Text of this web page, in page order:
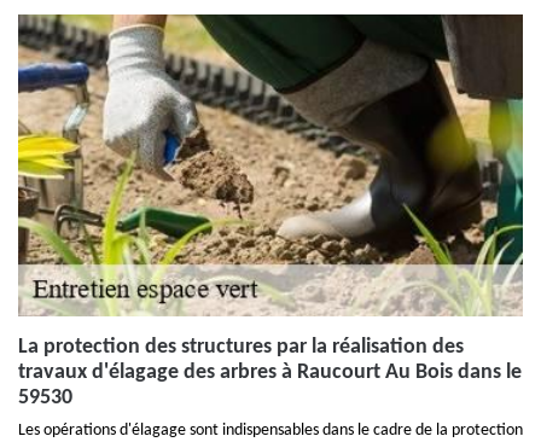
La protection des structures par la réalisation des
travaux d'élagage des arbres à Raucourt Au Bois dans le
59530
Les opérations d'élagage sont indispensables dans le cadre de la protection